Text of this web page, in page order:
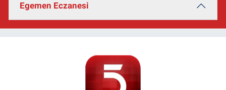
Egemen Eczanesi